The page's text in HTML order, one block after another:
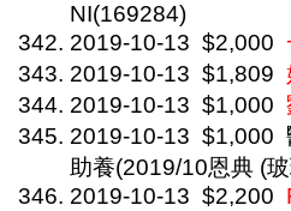
NI(169284)
2019-10-13 $2,000
2019-10-13 $1,809
2019-10-13 $1,000
2019-10-13 $1,000
助養(2019/10恩典 (
2019-10-13 $2,200